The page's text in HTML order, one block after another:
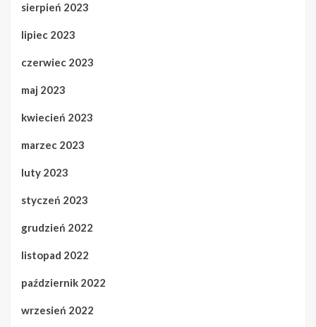
sierpień 2023
lipiec 2023
czerwiec 2023
maj 2023
kwiecień 2023
marzec 2023
luty 2023
styczeń 2023
grudzień 2022
listopad 2022
październik 2022
wrzesień 2022